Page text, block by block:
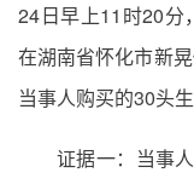
24日早上11时20分
在湖南省怀化市新
当事人购买的30头
证据一：当事